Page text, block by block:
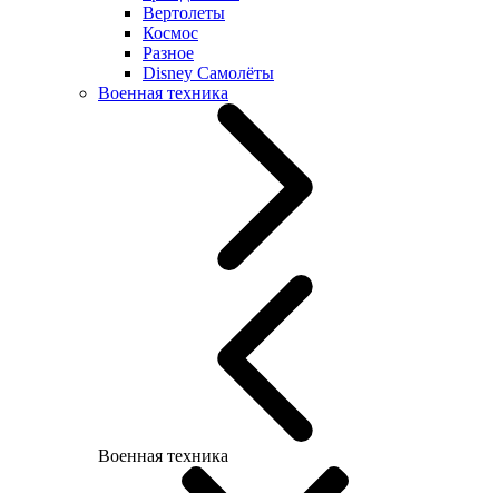
Вертолеты
Космос
Разное
Disney Самолёты
Военная техника
Военная техника